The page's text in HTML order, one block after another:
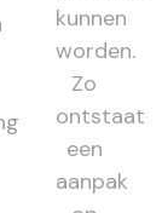
kunnen
worden.
Zo
ontstaat
een
aanpak